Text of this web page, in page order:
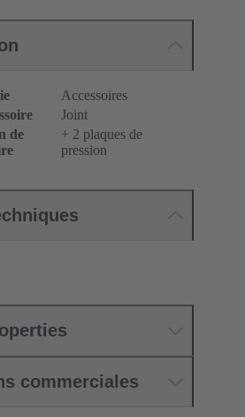
Accessoires
Joint
de
+ 2 plaques de
pression
commerciales